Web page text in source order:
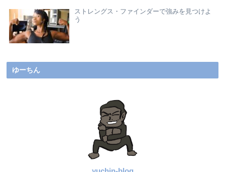
ストレングス・ファインダーで強みを見つけよ
う
ゆーちん